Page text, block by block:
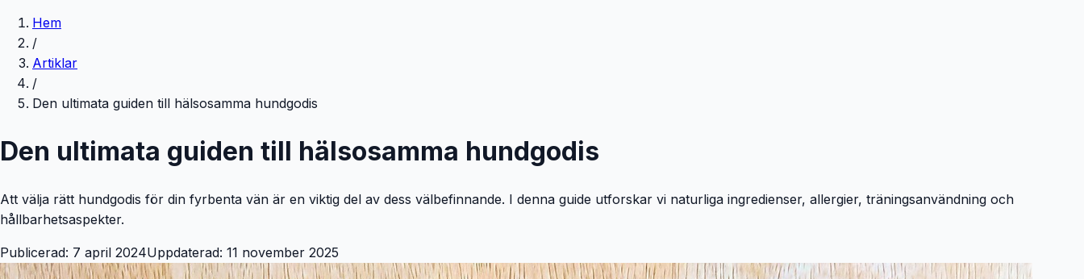
Hem
/
Artiklar
/
Den ultimata guiden till hälsosamma hundgodis
Den ultimata guiden till hälsosamma hundgodis
Att välja rätt hundgodis för din fyrbenta vän är en viktig del av dess välbefinnande. I denna guide utforskar vi naturliga ingredienser, allergier, träningsanvändning och
hållbarhetsaspekter.
Publicerad: 7 april 2024Uppdaterad: 11 november 2025